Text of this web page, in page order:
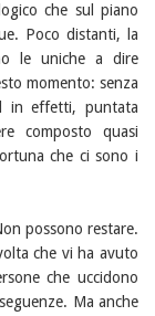
che sul piano
Poco distanti, la
le uniche a dire
momento: senza
in effetti, puntata
composto quasi
che ci sono i
possono restare.
che vi ha avuto
che uccidono
Ma anche